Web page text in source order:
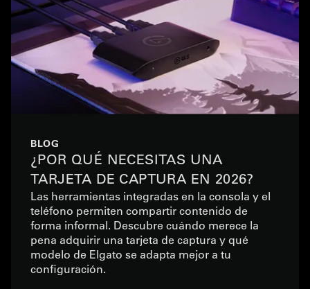
BLOG
¿POR QUÉ NECESITAS UNA
TARJETA DE CAPTURA EN 2026?
Las herramientas integradas en la consola y el
teléfono permiten compartir contenido de
forma informal. Descubre cuándo merece la
pena adquirir una tarjeta de captura y qué
modelo de Elgato se adapta mejor a tu
configuración.